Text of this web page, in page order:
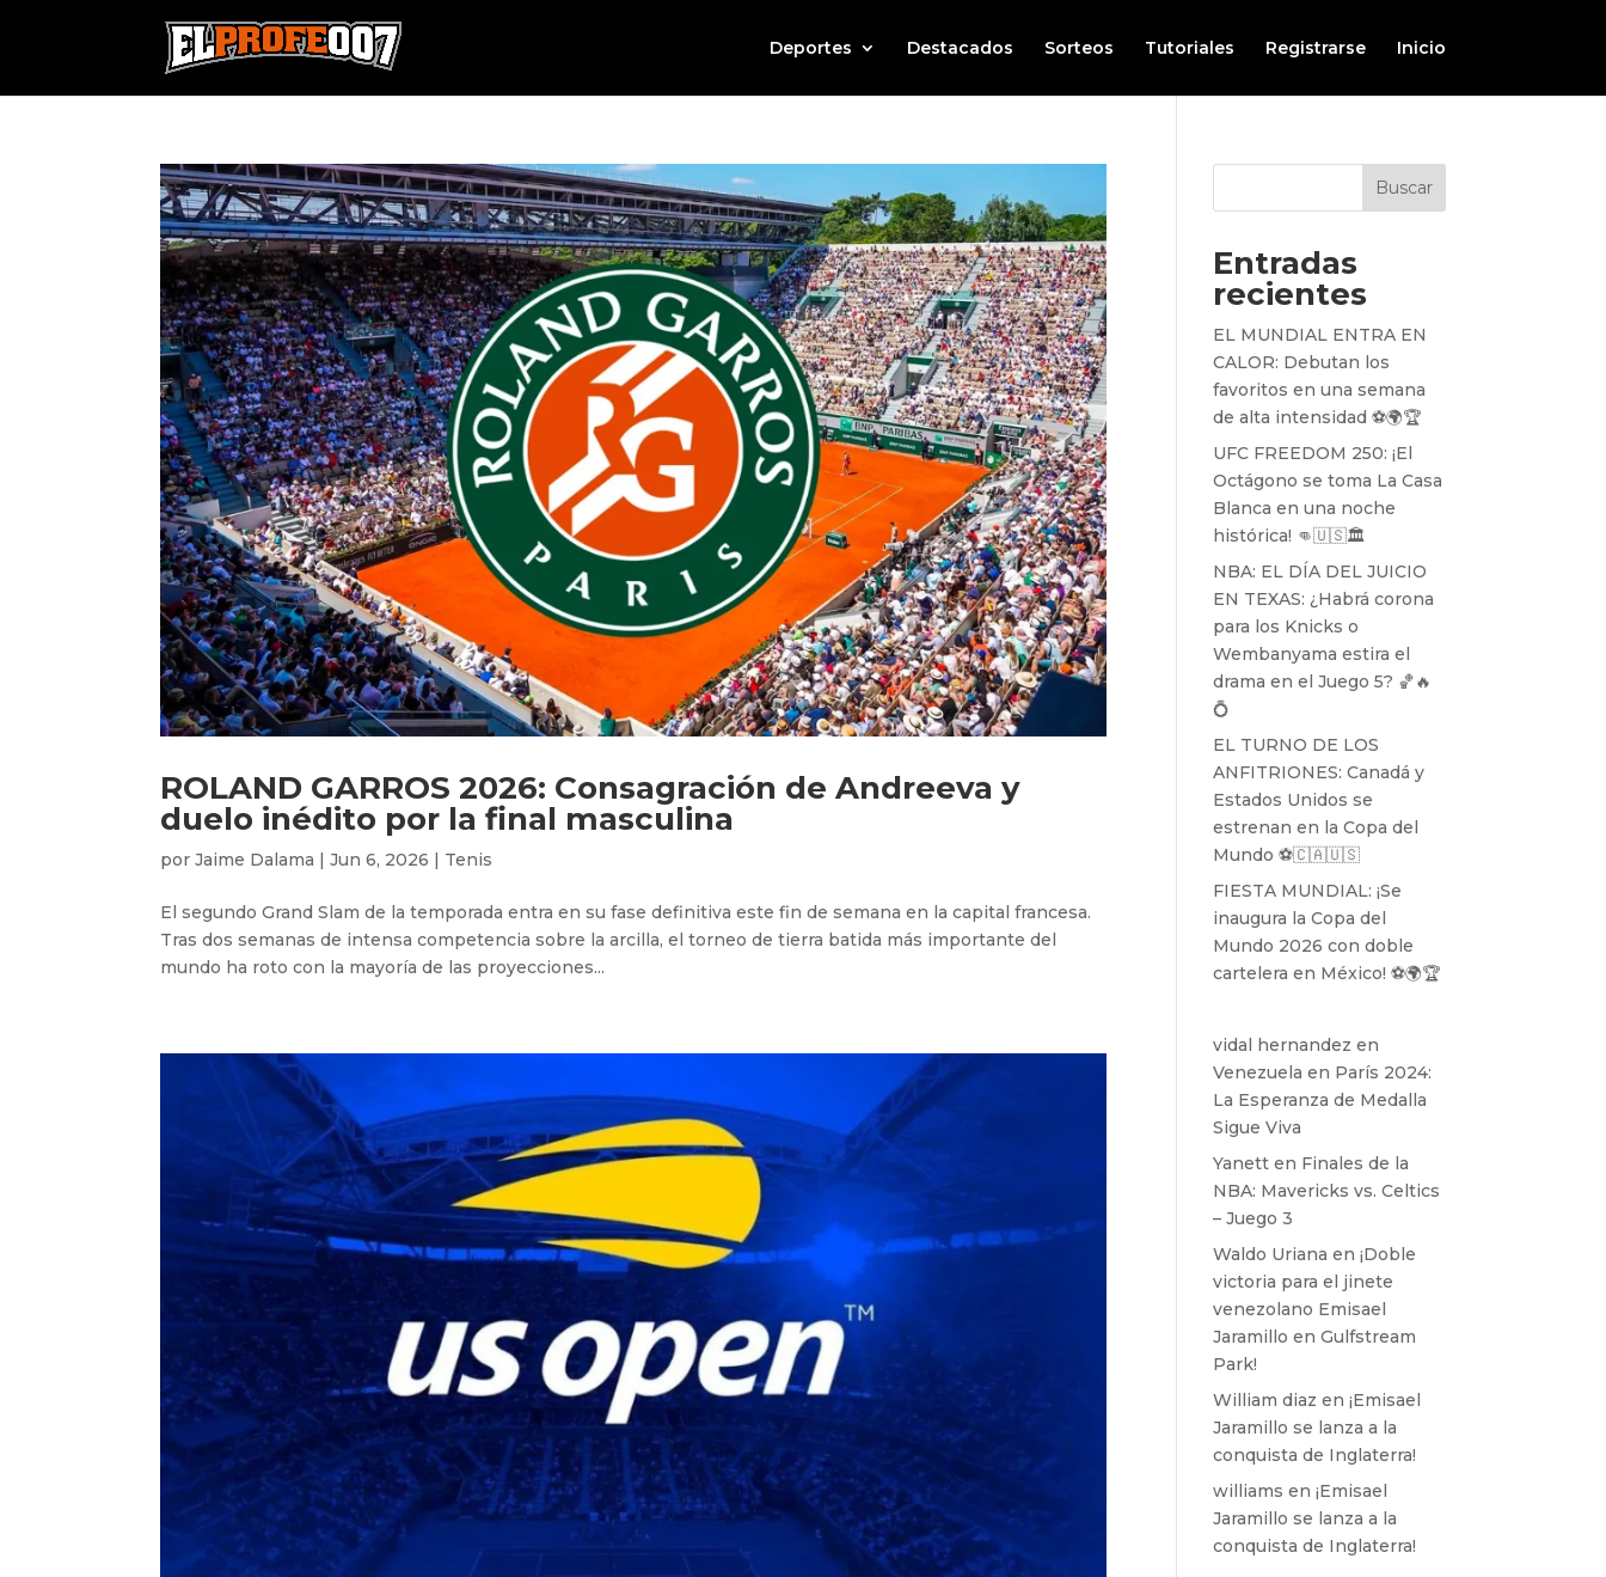
Deportes Destacados Sorteos Tutoriales Registrarse Inicio
ROLAND GARROS 2026: Consagración de Andreeva y
duelo inédito por la final masculina
porJaime Dalama |Jun 6, 2026 | Tenis
El segundo Grand Slam de la temporada entra en su fase definitiva este fin de semana en la capital francesa.
Tras dos semanas de intensa competencia sobre la arcilla, el torneo de tierra batida más importante del
mundo ha roto con la mayoría de las proyecciones...
Buscar
Entradas
recientes
EL MUNDIAL ENTRA EN
CALOR: Debutan los
favoritos en una semana
de alta intensidad ⚽️🌍🏆
UFC FREEDOM 250: ¡El
Octágono se toma La Casa
Blanca en una noche
histórica! 👊🇺🇸🏛️
NBA: EL DÍA DEL JUICIO
EN TEXAS: ¿Habrá corona
para los Knicks o
Wembanyama estira el
drama en el Juego 5? 🏀🔥
💍
EL TURNO DE LOS
ANFITRIONES: Canadá y
Estados Unidos se
estrenan en la Copa del
Mundo ⚽️🇨🇦🇺🇸
FIESTA MUNDIAL: ¡Se
inaugura la Copa del
Mundo 2026 con doble
cartelera en México! ⚽️🌍🏆
vidal hernandez en
Venezuela en París 2024:
La Esperanza de Medalla
Sigue Viva
Yanett en Finales de la
NBA: Mavericks vs. Celtics
– Juego 3
Waldo Uriana en¡Doble
victoria para el jinete
venezolano Emisael
Jaramillo en Gulfstream
Park!
William diaz en¡Emisael
Jaramillo se lanza a la
conquista de Inglaterra!
williams en¡Emisael
Jaramillo se lanza a la
conquista de Inglaterra!